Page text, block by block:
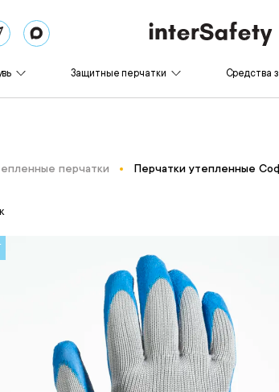
Защитные перчатки Средства
перчатки Перчатки утепленные